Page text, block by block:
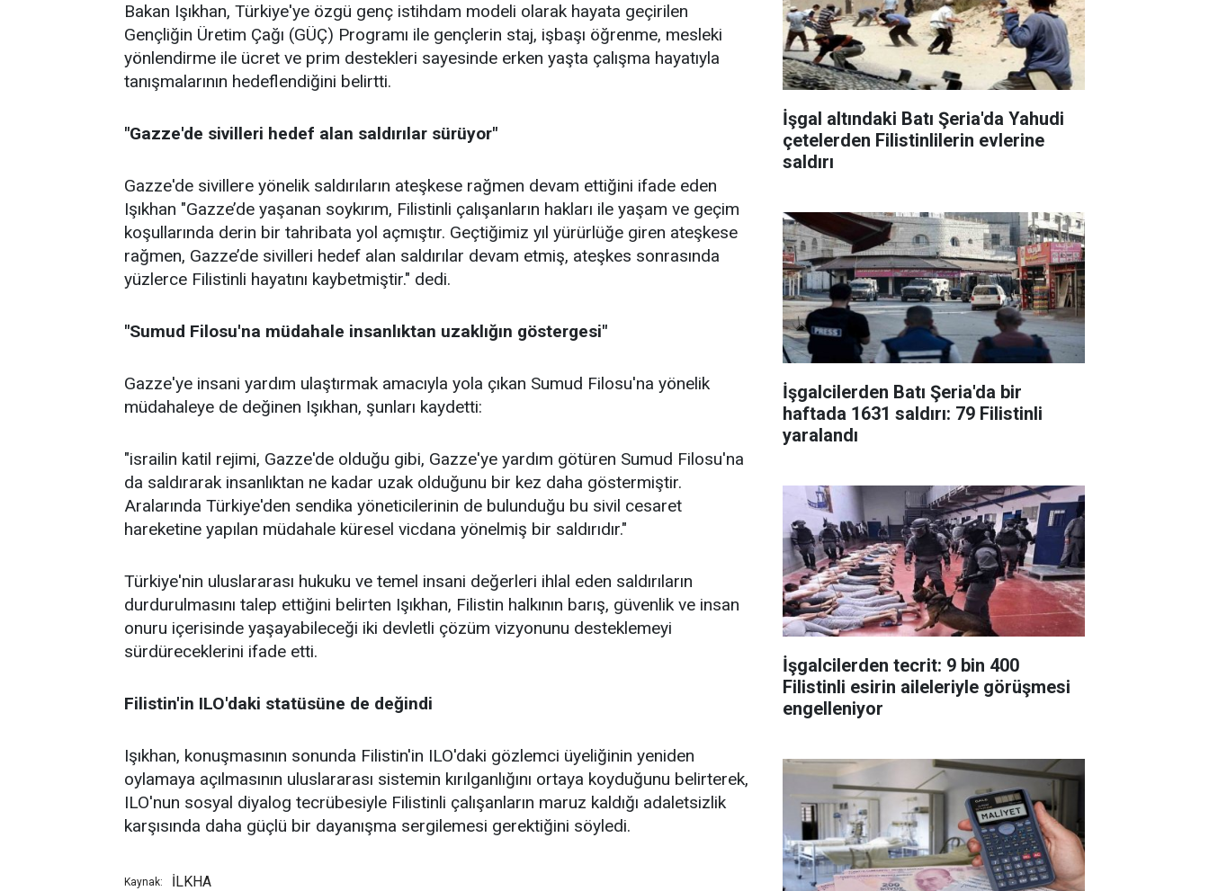
Bakan Işıkhan, Türkiye'ye özgü genç istihdam modeli olarak hayata geçirilen
Gençliğin Üretim Çağı (GÜÇ) Programı ile gençlerin staj, işbaşı öğrenme, mesleki
yönlendirme ile ücret ve prim destekleri sayesinde erken yaşta çalışma hayatıyla
tanışmalarının hedeflendiğini belirtti.
"Gazze'de sivilleri hedef alan saldırılar sürüyor"
Gazze'de sivillere yönelik saldırıların ateşkese rağmen devam ettiğini ifade eden
Işıkhan "Gazze’de yaşanan soykırım, Filistinli çalışanların hakları ile yaşam ve geçim
koşullarında derin bir tahribata yol açmıştır. Geçtiğimiz yıl yürürlüğe giren ateşkese
rağmen, Gazze’de sivilleri hedef alan saldırılar devam etmiş, ateşkes sonrasında
yüzlerce Filistinli hayatını kaybetmiştir." dedi.
"Sumud Filosu'na müdahale insanlıktan uzaklığın göstergesi"
Gazze'ye insani yardım ulaştırmak amacıyla yola çıkan Sumud Filosu'na yönelik
müdahaleye de değinen Işıkhan, şunları kaydetti:
"israilin katil rejimi, Gazze'de olduğu gibi, Gazze'ye yardım götüren Sumud Filosu'na
da saldırarak insanlıktan ne kadar uzak olduğunu bir kez daha göstermiştir.
Aralarında Türkiye'den sendika yöneticilerinin de bulunduğu bu sivil cesaret
hareketine yapılan müdahale küresel vicdana yönelmiş bir saldırıdır."
Türkiye'nin uluslararası hukuku ve temel insani değerleri ihlal eden saldırıların
durdurulmasını talep ettiğini belirten Işıkhan, Filistin halkının barış, güvenlik ve insan
onuru içerisinde yaşayabileceği iki devletli çözüm vizyonunu desteklemeyi
sürdüreceklerini ifade etti.
Filistin'in ILO'daki statüsüne de değindi
Işıkhan, konuşmasının sonunda Filistin'in ILO'daki gözlemci üyeliğinin yeniden
oylamaya açılmasının uluslararası sistemin kırılganlığını ortaya koyduğunu belirterek,
ILO'nun sosyal diyalog tecrübesiyle Filistinli çalışanların maruz kaldığı adaletsizlik
karşısında daha güçlü bir dayanışma sergilemesi gerektiğini söyledi.
Kaynak: İLKHA
İşgal altındaki Batı Şeria'da Yahudi
çetelerden Filistinlilerin evlerine
saldırı
İşgalcilerden Batı Şeria'da bir
haftada 1631 saldırı: 79 Filistinli
yaralandı
İşgalcilerden tecrit: 9 bin 400
Filistinli esirin aileleriyle görüşmesi
engelleniyor